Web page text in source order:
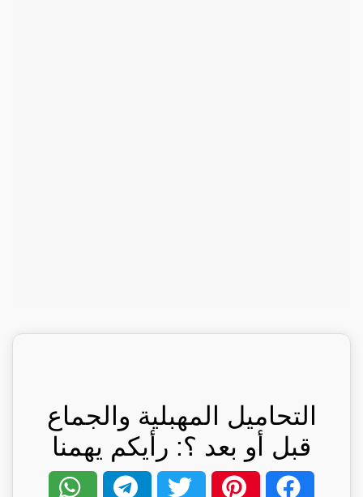
التحاميل المهبلية والجماع
قبل أو بعد ؟: رأيكم يهمنا